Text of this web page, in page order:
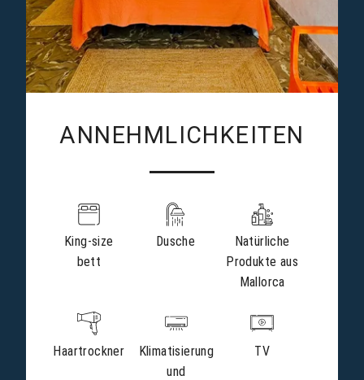
ANNEHMLICHKEITEN
King-size
bett
Dusche
Natürliche
Produkte aus
Mallorca
Haartrockner
Klimatisierung
und
TV